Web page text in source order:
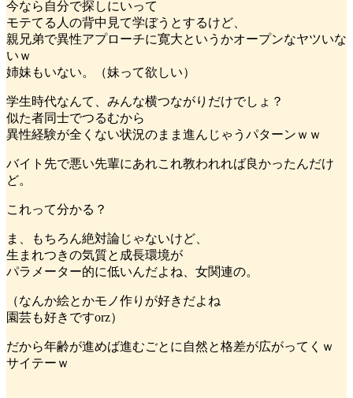
今なら自分で探しにいって
モテてる人の背中見て学ぼうとするけど、
親兄弟で異性アプローチに寛大というかオープンなヤツいな
いｗ
姉妹もいない。（妹って欲しい）
学生時代なんて、みんな横つながりだけでしょ？
似た者同士でつるむから
異性経験が全くない状況のまま進んじゃうパターンｗｗ
バイト先で悪い先輩にあれこれ教われれば良かったんだけ
ど。
これって分かる？
ま、もちろん絶対論じゃないけど、
生まれつきの気質と成長環境が
パラメーター的に低いんだよね、女関連の。
（なんか絵とかモノ作りが好きだよね
園芸も好きですorz）
だから年齢が進めば進むごとに自然と格差が広がってくｗ
サイテーｗ